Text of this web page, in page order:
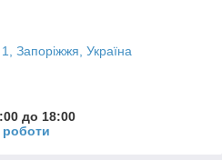
Запоріжжя, Україна
до 18:00
роботи